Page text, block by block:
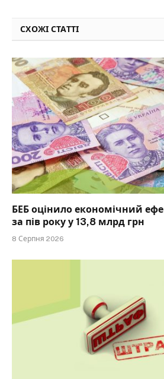
СХОЖІ СТАТТІ
БЕБ оцінило економічний
за пів року у 13,8 млрд грн
8 Серпня 2026